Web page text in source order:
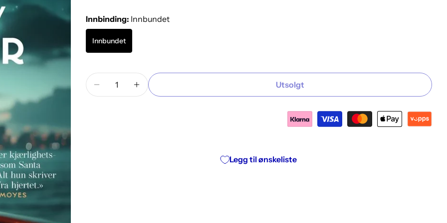
Innbinding: Innbundet
Innbundet
Mengde
Reduser antallet for Et hav av stjerner
Øk antallet for Et hav av stjerner
Utsolgt
Legg til ønskeliste